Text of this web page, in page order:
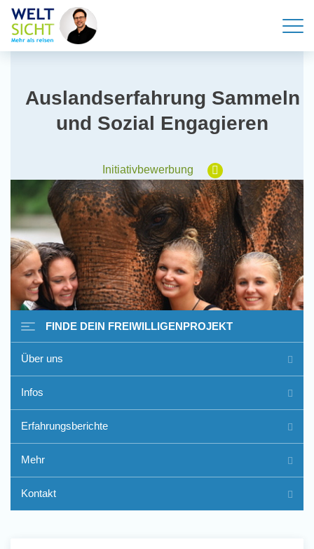
Auslandserfahrung Sammeln
und Sozial Engagieren
Initiativbewerbung
Freiwilligenarbeit im Ausland
- Erfahrungsberichte
FINDE DEIN FREIWILLIGENPROJEKT
Über uns
Infos
Erfahrungsberichte
Mehr
Kontakt